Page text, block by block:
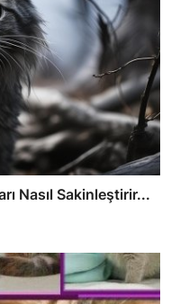
Nasıl Sakinleştirir...